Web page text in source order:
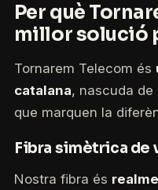
Per què
millor solució
Tornarem Telecom és
catalana, nascuda
que marquen la
Fibra simètrica de
Nostra fibra és